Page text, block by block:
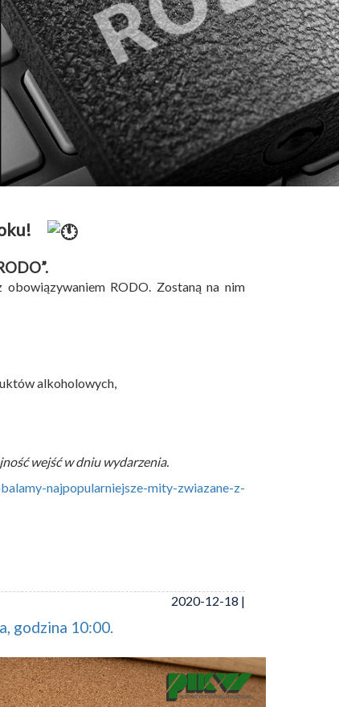
RODO. Zostaną na nim
alkoholowych,
wejść w dniu wydarzenia.
najpopularniejsze-mity-zwiazane-z-
2020-12-18 |
godzina 10:00.